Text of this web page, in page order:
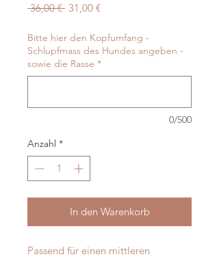
36,00 € Standardpreis
31,00 €Sale-
Bitte hier den Kopfumfang -
Schlupfmass des Hundes angeben -
sowie die Rasse *
0/500
Anzahl *
In den Warenkorb
Passend für einen mittleren